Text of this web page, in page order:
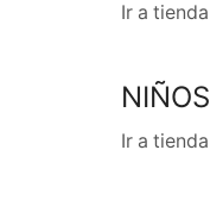
Ir a tienda
NIÑOS
Ir a tienda